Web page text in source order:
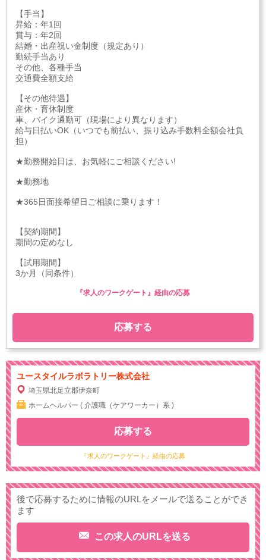
【手当】
昇給：年1回
賞与：年2回
結婚・出産祝い金制度（規定あり）
勤続手当あり
その他、各種手当
交通費全額支給
【その他待遇】
産休・育休制度
車、バイク通勤可（現場により異なります）
給与日払いOK（いつでも前払い、振り込み手数料全額会社負
担）
★勤務開始日は、お気軽にご相談ください!
★勤務地
★365日面接希望日ご相談に乗ります！
【契約期間】
期間の定めなし
【試用期間】
3か月（同条件）
応募する
『求人のワークゲート』経由の応募
ユースタイルラボラトリー株式会社
埼玉県北足立郡伊奈町
ホームヘルパー ( 介護職（ケアワーカー）系 )
『求人のワークゲート』経由の応募
応募する
後で応募するために情報のURLをメールで送ることができ
ます
この求人のURLを送る